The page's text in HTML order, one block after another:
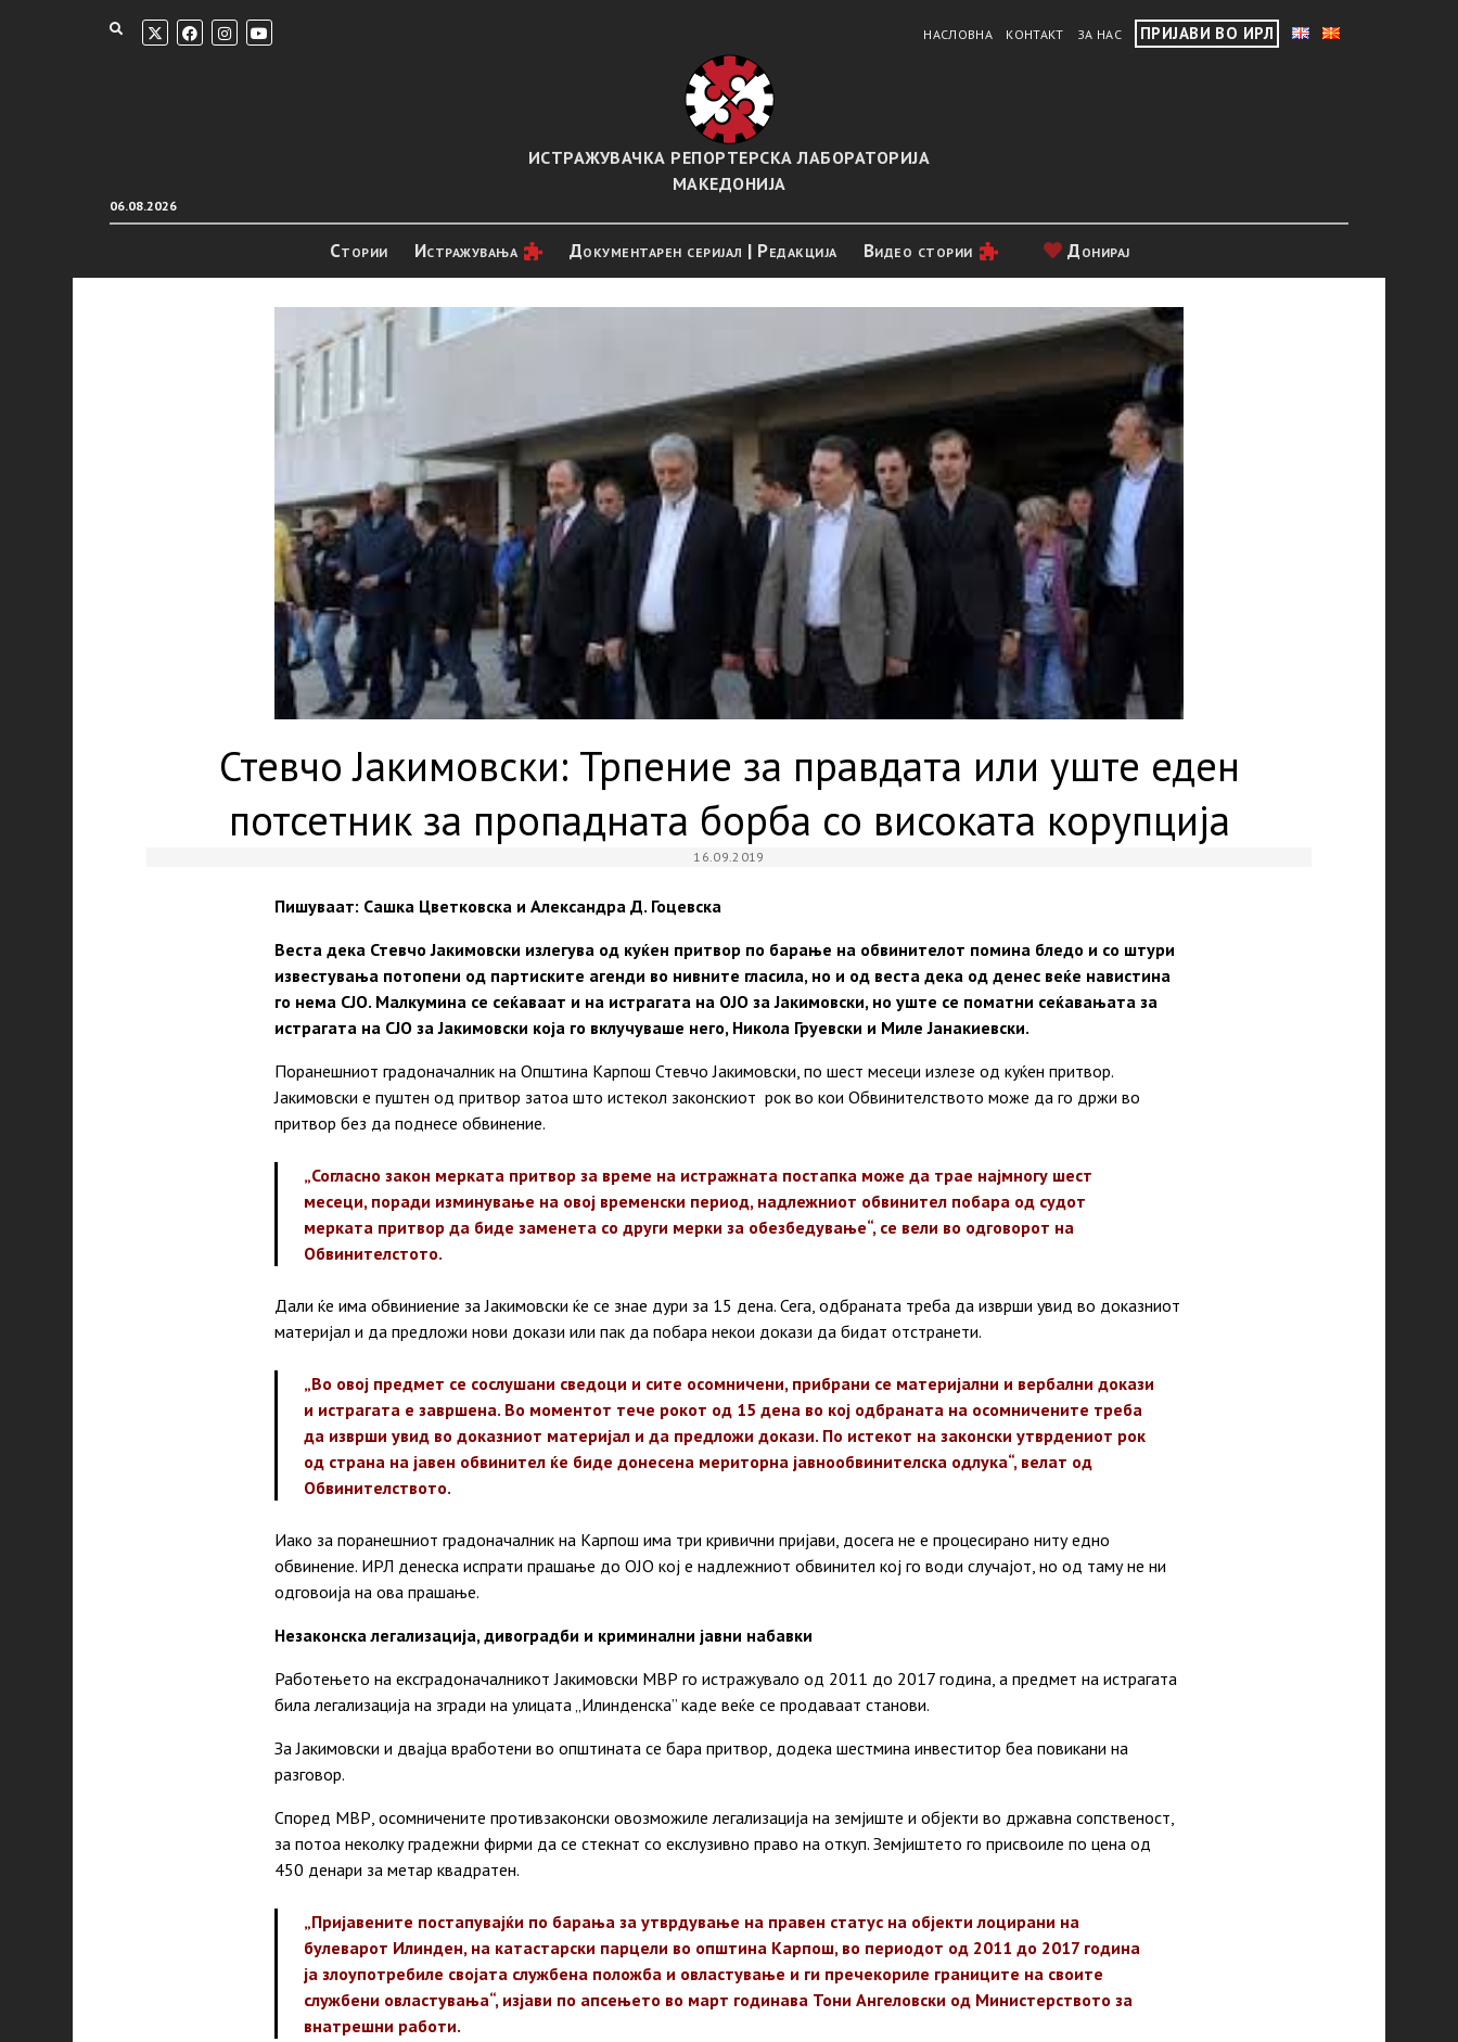
НАСЛОВНА КОНТАКТ ЗА НАС ПРИЈАВИ ВО ИРЛ
06.08.2026
ИСТРАЖУВАЧКА РЕПОРТЕРСКА ЛАБОРАТОРИЈА
МАКЕДОНИЈА
Стории Истражувањa Документарен серијал | Редакција Видео стории Донирај
Стевчо Јакимовски: Трпение за правдата или уште еден
потсетник за пропадната борба со високата корупција
16.09.2019
Пишуваат: Сашка Цветковска и Александра Д. Гоцевска
Веста дека Стевчо Јакимовски излегува од куќен притвор по барање на обвинителот помина бледо и со штури
известувања потопени од партиските агенди во нивните гласила, но и од веста дека од денес веќе навистина
го нема СЈО. Малкумина се сеќаваат и на истрагата на ОЈО за Јакимовски, но уште се поматни сеќавањата за
истрагата на СЈО за Јакимовски која го вклучуваше него, Никола Груевски и Миле Јанакиевски.
Поранешниот градоначалник на Општина Карпош Стевчо Јакимовски, по шест месеци излезе од куќен притвор.
Јакимовски е пуштен од притвор затоа што истекол законскиот рок во кои Обвинителството може да го држи во
притвор без да поднесе обвинение.
„Согласно закон мерката притвор за време на истражната постапка може да трае најмногу шест
месеци, поради изминување на овој временски период, надлежниот обвинител побара од судот
мерката притвор да биде заменета со други мерки за обезбедување“, се вели во одговорот на
Обвинителстото.
Дали ќе има обвиниение за Јакимовски ќе се знае дури за 15 дена. Сега, одбраната треба да изврши увид во доказниот
материјал и да предложи нови докази или пак да побара некои докази да бидат отстранети.
„Во овој предмет се сослушани сведоци и сите осомничени, прибрани се материјални и вербални докази
и истрагата е завршена. Во моментот тече рокот од 15 дена во кој одбраната на осомничените треба
да изврши увид во доказниот материјал и да предложи докази. По истекот на законски утврдениот рок
од страна на јавен обвинител ќе биде донесена мериторна јавнообвинителска одлука“, велат од
Обвинителството.
Иако за поранешниот градоначалник на Карпош има три кривични пријави, досега не е процесирано ниту едно
обвинение. ИРЛ денеска испрати прашање до ОЈО кој е надлежниот обвинител кој го води случајот, но од таму не ни
одговоија на ова прашање.
Незаконска легализација, дивоградби и криминални јавни набавки
Работењето на ексградоначалникот Јакимовски МВР го истражувало од 2011 до 2017 година, а предмет на истрагата
била легализација на згради на улицата „Илинденска” каде веќе се продаваат станови.
За Јакимовски и двајца вработени во општината се бара притвор, додека шестмина инвеститор беа повикани на
разговор.
Според МВР, осомничените противзаконски овозможиле легализација на земјиште и објекти во државна сопственост,
за потоа неколку градежни фирми да се стекнат со екслузивно право на откуп. Земјиштето го присвоиле по цена од
450 денари за метар квадратен.
„Пријавените постапувајќи по барања за утврдување на правен статус на објекти лоцирани на
булеварот Илинден, на катастарски парцели во општина Карпош, во периодот од 2011 до 2017 година
ја злоупотребиле својата службена положба и овластување и ги пречекориле границите на своите
службени овластувања“, изјави по апсењето во март годинава Тони Ангеловски од Министерството за
внатрешни работи.